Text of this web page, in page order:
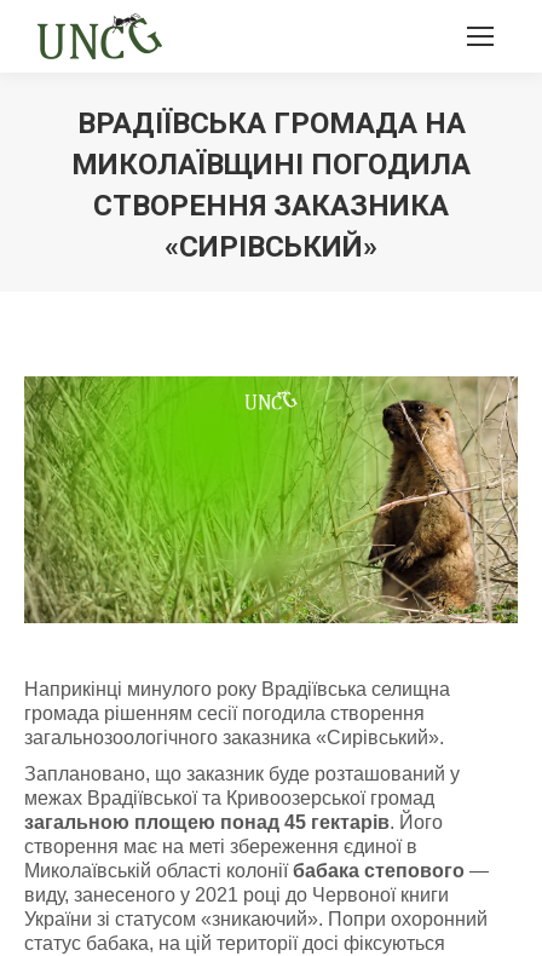
ВРАДІЇВСЬКА ГРОМАДА НА
МИКОЛАЇВЩИНІ ПОГОДИЛА
СТВОРЕННЯ ЗАКАЗНИКА
«СИРІВСЬКИЙ»
Наприкінці минулого року Врадіївська селищна
громада рішенням сесії погодила створення
загальнозоологічного заказника «Сирівський».
Заплановано, що заказник буде розташований у
межах Врадіївської та Кривоозерської громад
загальною площею понад 45 гектарів. Його
створення має на меті збереження єдиної в
Миколаївській області колоніїбабака степового —
виду, занесеного у 2021 році до Червоної книги
України зі статусом «зникаючий». Попри охоронний
статус бабака, на цій території досі фіксуються